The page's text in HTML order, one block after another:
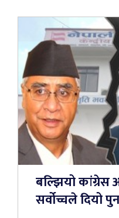
बल्झियो कांग्रेस
सर्वोच्चले दियो